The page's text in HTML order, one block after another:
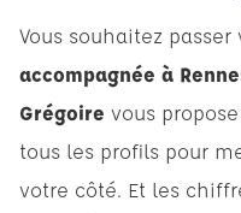
Vous souhaitez passer
accompagnée à
Grégoire vous
tous les profils pour
votre côté. Et les